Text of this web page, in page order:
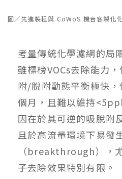
圖／先進製程與 CoWoS 機台客製化
考量傳統化學濾網的局
雖標榜VOCs去除能力
附/脫附動態平衡極快
個月，且難以維持
因在於其可逆的吸脫附
且於高流量環境下易發
（breakthrough），
子去除效果特別有限。